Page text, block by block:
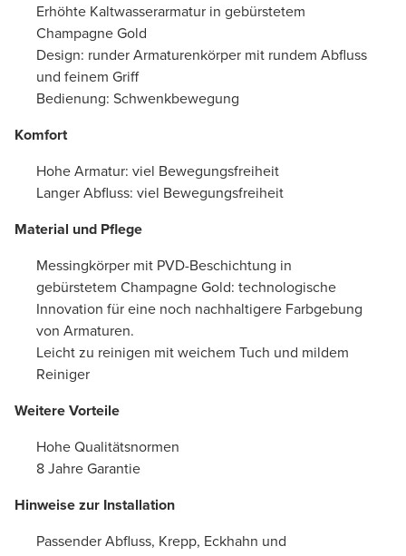
Erhöhte Kaltwasserarmatur in gebürstetem
Champagne Gold
Design: runder Armaturenkörper mit rundem Abfluss
und feinem Griff
Bedienung: Schwenkbewegung
Komfort
Hohe Armatur: viel Bewegungsfreiheit
Langer Abfluss: viel Bewegungsfreiheit
Material und Pflege
Messingkörper mit PVD-Beschichtung in
gebürstetem Champagne Gold: technologische
Innovation für eine noch nachhaltigere Farbgebung
von Armaturen.
Leicht zu reinigen mit weichem Tuch und mildem
Reiniger
Weitere Vorteile
Hohe Qualitätsnormen
8 Jahre Garantie
Hinweise zur Installation
Passender Abfluss, Krepp, Eckhahn und